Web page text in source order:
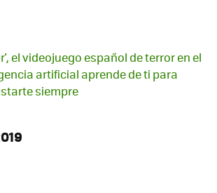
el videojuego español de terror en el
artificial aprende de ti para
siempre